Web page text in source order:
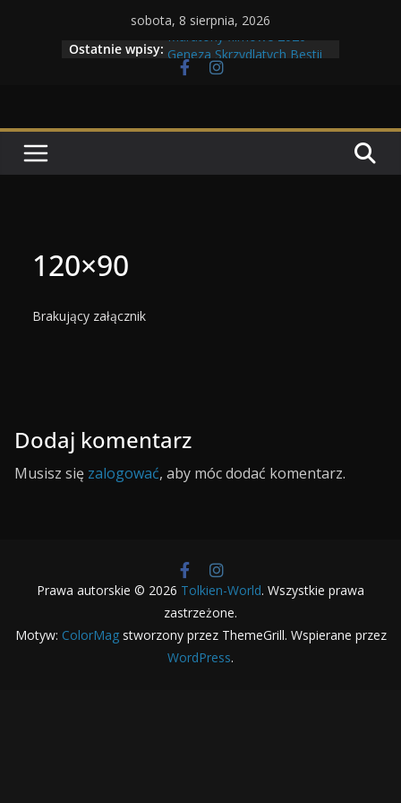
sobota, 8 sierpnia, 2026
Ostatnie wpisy:
Maratony filmowe 2026
Geneza Skrzydlatych Bestii
Wojna krasnoludów z elfami
120×90
Brakujący załącznik
Dodaj komentarz
Musisz się zalogować, aby móc dodać komentarz.
Prawa autorskie © 2026 Tolkien-World. Wszystkie prawa
zastrzeżone.
Motyw: ColorMagstworzony przez ThemeGrill. Wspierane przez
WordPress.